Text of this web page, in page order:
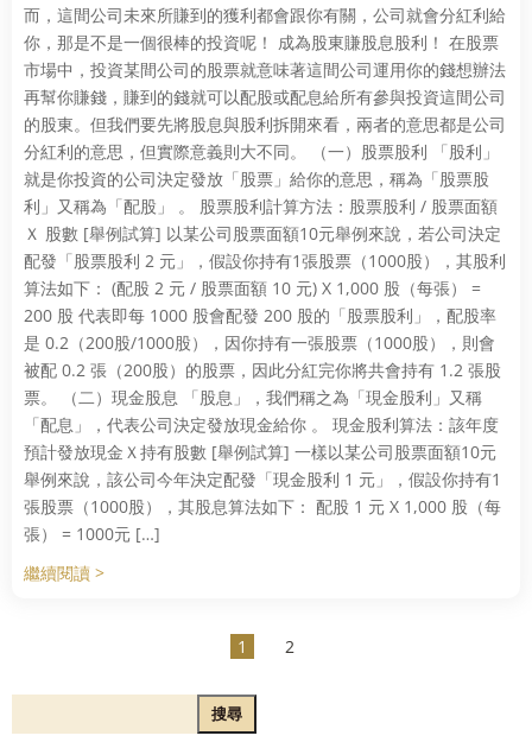
而，這間公司未來所賺到的獲利都會跟你有關，公司就會分紅利給
你，那是不是一個很棒的投資呢！ 成為股東賺股息股利！ 在股票
市場中，投資某間公司的股票就意味著這間公司運用你的錢想辦法
再幫你賺錢，賺到的錢就可以配股或配息給所有參與投資這間公司
的股東。但我們要先將股息與股利拆開來看，兩者的意思都是公司
分紅利的意思，但實際意義則大不同。 （一）股票股利 「股利」
就是你投資的公司決定發放「股票」給你的意思，稱為「股票股
利」又稱為「配股」 。 股票股利計算方法：股票股利 / 股票面額
Ｘ 股數 [舉例試算] 以某公司股票面額10元舉例來說，若公司決定
配發「股票股利 2 元」，假設你持有1張股票（1000股），其股利
算法如下： (配股 2 元 / 股票面額 10 元) X 1,000 股（每張） =
200 股 代表即每 1000 股會配發 200 股的「股票股利」，配股率
是 0.2（200股/1000股），因你持有一張股票（1000股），則會
被配 0.2 張（200股）的股票，因此分紅完你將共會持有 1.2 張股
票。 （二）現金股息 「股息」，我們稱之為「現金股利」又稱
「配息」，代表公司決定發放現金給你 。 現金股利算法：該年度
預計發放現金Ｘ持有股數 [舉例試算] 一樣以某公司股票面額10元
舉例來說，該公司今年決定配發「現金股利 1 元」，假設你持有1
張股票（1000股），其股息算法如下： 配股 1 元 X 1,000 股（每
張） = 1000元 […]
繼續閱讀 >
1 2
搜尋